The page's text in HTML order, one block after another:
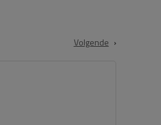
Volgende